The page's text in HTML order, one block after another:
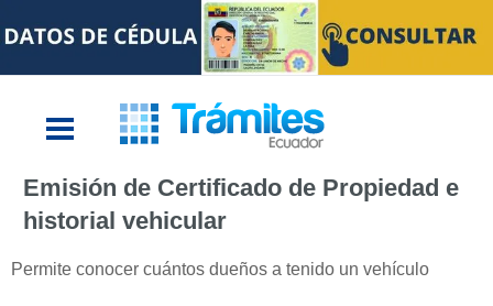
Emisión de Certificado de Propiedad e
historial vehicular
Permite conocer cuántos dueños a tenido un vehículo